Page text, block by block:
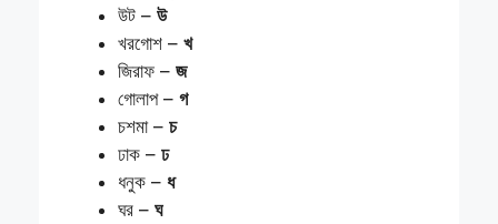
উট – উ
খরগোশ – খ
জিরাফ – জ
গোলাপ – গ
চশমা – চ
ঢাক – ঢ
ধনুক – ধ
ঘর – ঘ